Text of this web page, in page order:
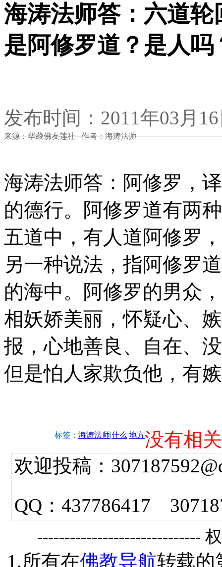
海涛法师答：六道
是阿修罗道？是人
发布时间：2011年03月
来源：华藏佛友莲社 作者：海涛法师
海涛法师答：阿修罗，
的德行。阿修罗道有两
五道中，有人道阿修罗
另一种说法，指阿修罗
的海中。阿修罗的男众
相妖娇美丽，怀疑心、
报，心地善良、自在、
但是怕人家欺负他，有
标签： 海涛法师|什么|地方没有相
欢迎投稿：
QQ：437786417
------------------------------
1.所有在佛教导航转载的